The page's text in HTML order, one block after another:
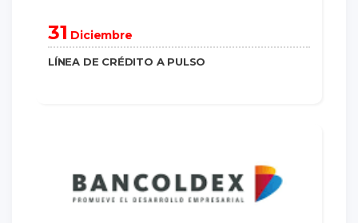
31 Diciembre
LÍNEA DE CRÉDITO A PULSO